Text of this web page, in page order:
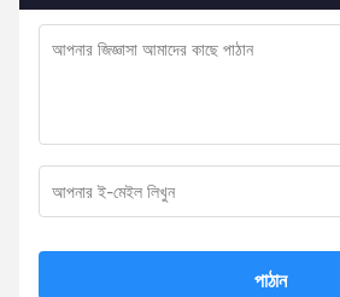
পাঠান